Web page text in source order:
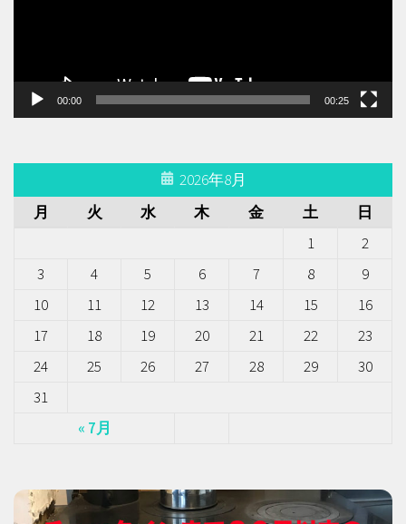
00:00 00:25
2026年8月
月
火 水 木 金 土 日
« 7月
1
2
3
4 5 6 7 8
9
10
11 12 13 14 15
16
17
18 19 20 21 22
23
24
25 26 27 28 29
30
31